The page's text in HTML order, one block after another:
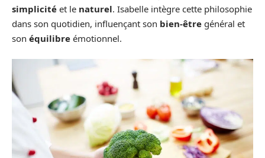
simplicité et le naturel. Isabelle intègre cette philosophie
dans son quotidien, influençant son bien-être général et
son équilibre émotionnel.